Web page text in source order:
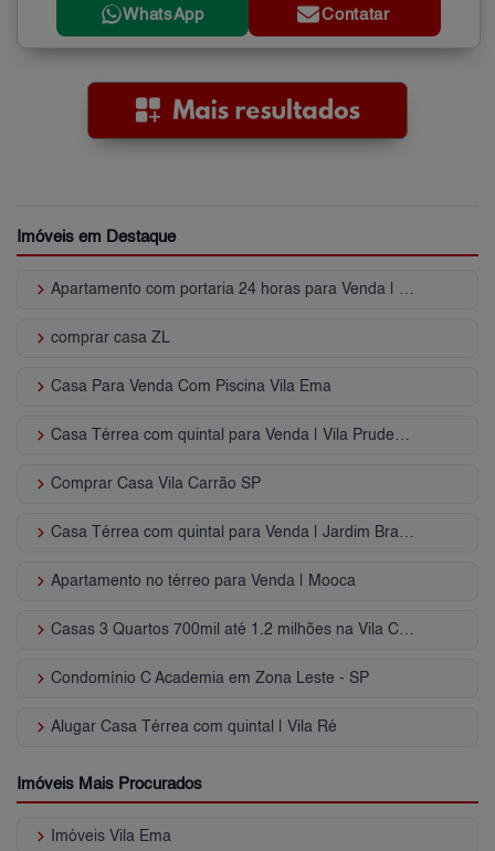
WhatsApp Contatar
Imóveis em Destaque
keyboard_arrow_right Apartamento com portaria 24 horas para Venda | Jardim Vila Formosa
keyboard_arrow_right comprar casa ZL
keyboard_arrow_right Casa Para Venda Com Piscina Vila Ema
keyboard_arrow_right Casa Térrea com quintal para Venda | Vila Prudente
keyboard_arrow_right Comprar Casa Vila Carrão SP
keyboard_arrow_right Casa Térrea com quintal para Venda | Jardim Brasília (ZL)
keyboard_arrow_right Apartamento no térreo para Venda | Mooca
keyboard_arrow_right Casas 3 Quartos 700mil até 1.2 milhões na Vila Carrão, ZL, SP
keyboard_arrow_right Condomínio C Academia em Zona Leste - SP
keyboard_arrow_right Alugar Casa Térrea com quintal | Vila Ré
Imóveis Mais Procurados
keyboard_arrow_right Imóveis Vila Ema